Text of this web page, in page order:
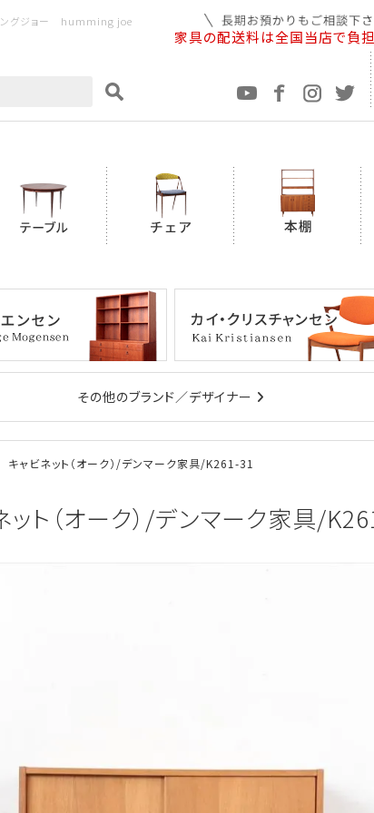
ングジョー humming joe
家具の配送料は全国当店で負
その他のブランド／デザイナー
キャビネット（オーク）/デンマーク家具/K261-31
ット（オーク）/デンマーク家具/